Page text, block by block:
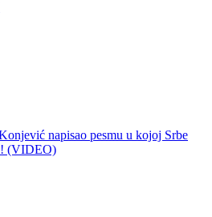
napisao pesmu u kojoj Srbe
(VIDEO)